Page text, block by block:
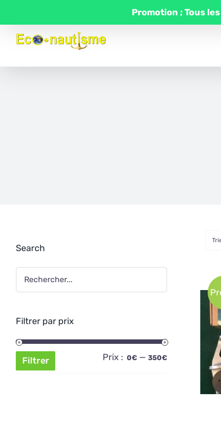
contenu
Promotion ; Tous
Search
Filtrer par prix
Prix
Prix
Filtrer Prix : 0€ —350€